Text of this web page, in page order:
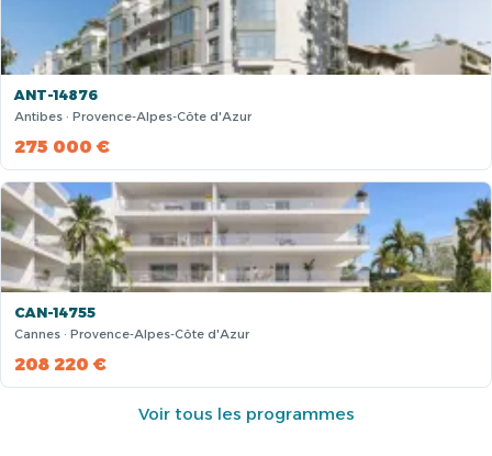
ANT-14876
Antibes · Provence-Alpes-Côte d'Azur
275 000 €
CAN-14755
Cannes · Provence-Alpes-Côte d'Azur
208 220 €
Voir tous les programmes